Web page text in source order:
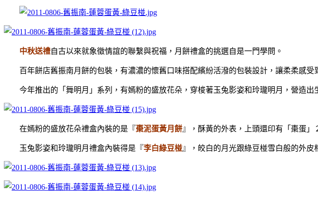
中秋送禮自古以來就象徵情誼的聯繫與祝福，月餅禮盒的挑選自是一門學問。
百年餅店舊振南月餅的包裝，有濃濃的懷舊口味搭配繽紛活潑的包裝設計，讓柔柔感受
今年推出的「舞明月」系列，有嫣粉的盛放花朵，穿梭著玉兔影姿和玲瓏明月，營造出
在嫣粉的盛放花朵禮盒內裝的是『棗泥蛋黃月餅』，酥黃的外表，上頭還印有「棗蛋」
玉兔影姿和玲瓏明月禮盒內裝得是『李白綠豆椪』，皎白的月光跟綠豆椪雪白般的外